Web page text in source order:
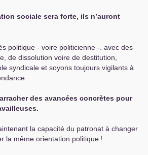
sociale sera forte, ils n’auront
politique - voire politicienne -. avec des
de dissolution voire de destitution,
syndicale et soyons toujours vigilants à
des avancées concrètes pour
la capacité du patronat à changer
la même orientation politique !